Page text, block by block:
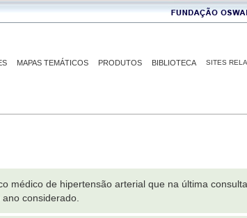
MAPAS TEMÁTICOS PRODUTOS BIBLIOTECA SITES
médico de hipertensão arterial que na última
considerado.